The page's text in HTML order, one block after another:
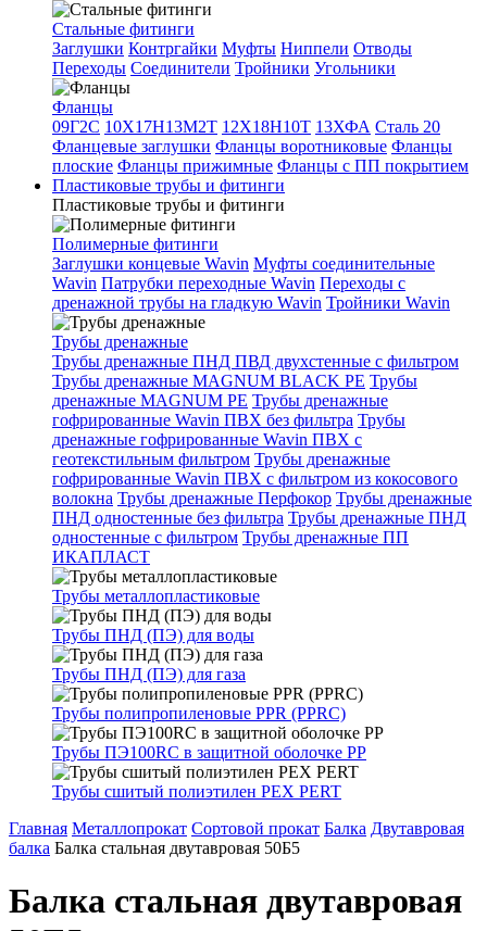
Стальные фитинги
Заглушки Контргайки Муфты Ниппели Отводы
Переходы Соединители Тройники Угольники
Фланцы
09Г2С 10Х17Н13М2Т 12Х18Н10Т 13ХФА Сталь 20
Фланцевые заглушки Фланцы воротниковые Фланцы
плоские Фланцы прижимные Фланцы с ПП покрытием
Пластиковые трубы и фитинги
Пластиковые трубы и фитинги
Полимерные фитинги
Заглушки концевые Wavin Муфты соединительные
Wavin Патрубки переходные Wavin Переходы с
дренажной трубы на гладкую Wavin Тройники Wavin
Трубы дренажные
Трубы дренажные ПНД ПВД двухстенные с фильтром
Трубы дренажные MAGNUM BLACK PE Трубы
дренажные MAGNUM PE Трубы дренажные
гофрированные Wavin ПВХ без фильтра Трубы
дренажные гофрированные Wavin ПВХ с
геотекстильным фильтром Трубы дренажные
гофрированные Wavin ПВХ с фильтром из кокосового
волокна Трубы дренажные Перфокор Трубы дренажные
ПНД одностенные без фильтра Трубы дренажные ПНД
одностенные с фильтром Трубы дренажные ПП
ИКАПЛАСТ
Трубы металлопластиковые
Трубы ПНД (ПЭ) для воды
Трубы ПНД (ПЭ) для газа
Трубы полипропиленовые PPR (PPRC)
Трубы ПЭ100RC в защитной оболочке PP
Трубы сшитый полиэтилен PEX PERT
Главная Металлопрокат Сортовой прокат Балка Двутавровая
балка Балка стальная двутавровая 50Б5
Балка стальная двутавровая